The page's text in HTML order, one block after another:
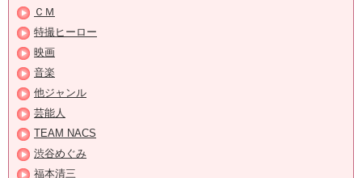
ＣＭ
特撮ヒーロー
映画
音楽
他ジャンル
芸能人
TEAM NACS
渋谷めぐみ
福本清三